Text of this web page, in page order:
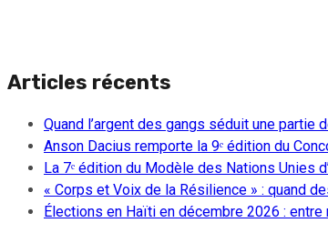
Articles récents
Quand l’argent des gangs séduit une partie
Anson Dacius remporte la 9ᵉ édition du
La 7ᵉ édition du Modèle des Nations Unies
« Corps et Voix de la Résilience » : quand
Élections en Haïti en décembre 2026 :